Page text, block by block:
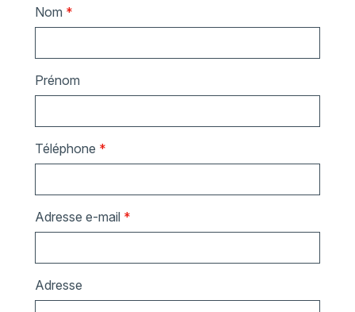
Nom *
Prénom
Téléphone *
Adresse e-mail *
Adresse